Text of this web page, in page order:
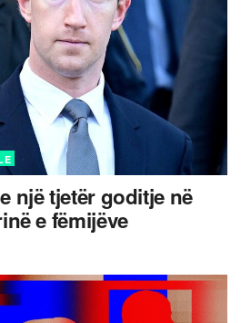
një tjetër goditje në
e fëmijëve